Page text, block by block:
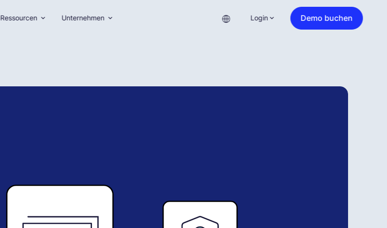
Ressourcen Unternehmen Login Demo buchen